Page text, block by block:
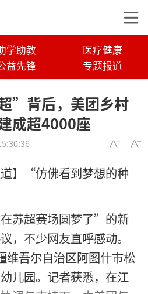
学助教
医疗健康
益先锋 专题报道
”背后，美团乡村
成超4000座
道】“仿佛看到梦想的种
苏超赛场圆梦了”的新
，不少网友直呼感动。
维吾尔自治区阿图什市松
儿园。记者获悉，在江